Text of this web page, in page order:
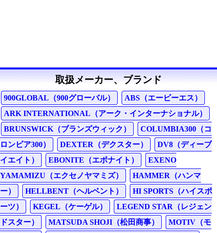
取扱メーカー、ブランド
900GLOBAL（900グローバル）
ABS（エービーエス）
ARK INTERNATIONAL（アーク・インターナショナル）
BRUNSWICK（ブランズウィック）
COLUMBIA300（コ
ロンビア300）
DEXTER（デクスター）
DV8（ディーブ
イエイト）
EBONITE（エボナイト）
EXENO
YAMAMIZU（エクセノヤマミズ）
HAMMER（ハンマ
ー）
HELLBENT（ヘルベント）
HI SPORTS（ハイスポ
ーツ）
KEGEL（ケーゲル）
LEGEND STAR（レジェン
ドスター）
MATSUDA SHOJI（松田商事）
MOTIV（モ